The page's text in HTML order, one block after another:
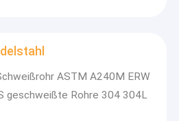
ASTM A240M ERW
geschweißte Rohre 304 304L